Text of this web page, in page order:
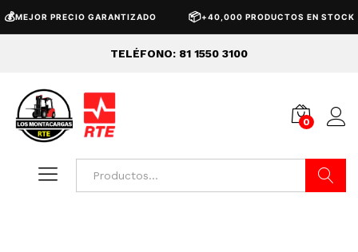
MEJOR PRECIO GARANTIZADO 📦+40,000 PRODUCTOS EN STOCK
TELÉFONO: 81 1550 3100
0